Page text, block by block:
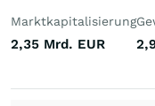
Marktkapitalisierung
2,35 Mrd. EUR